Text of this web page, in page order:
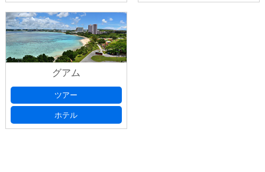
グアム
ツアー
ホテル